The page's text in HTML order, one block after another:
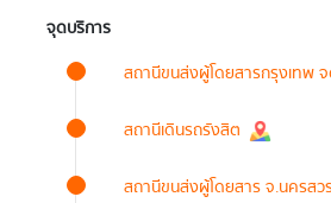
จุดบริการ
สถานีขนส่งผู้โดยสารกรุงเทพ
สถานีเดินรถรังสิต
สถานีขนส่งผู้โดยสาร จ.นครสว